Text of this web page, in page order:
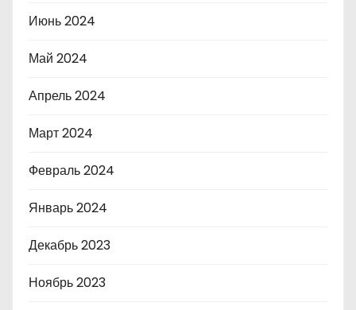
Июнь 2024
Май 2024
Апрель 2024
Март 2024
Февраль 2024
Январь 2024
Декабрь 2023
Ноябрь 2023